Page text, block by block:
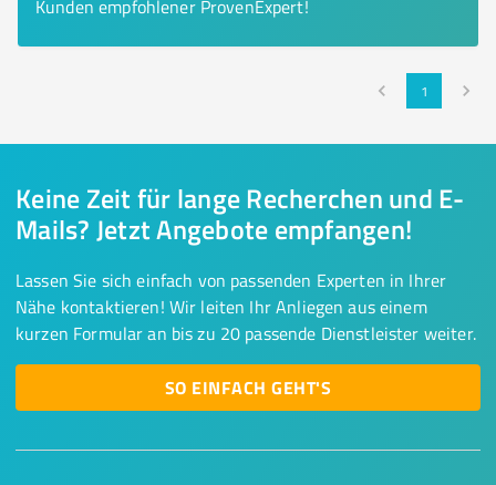
Kunden empfohlener ProvenExpert!
1
Keine Zeit für lange Recherchen und E-
Mails? Jetzt Angebote empfangen!
Lassen Sie sich einfach von passenden Experten in Ihrer
Nähe kontaktieren! Wir leiten Ihr Anliegen aus einem
kurzen Formular an bis zu 20 passende Dienstleister weiter.
SO EINFACH GEHT'S